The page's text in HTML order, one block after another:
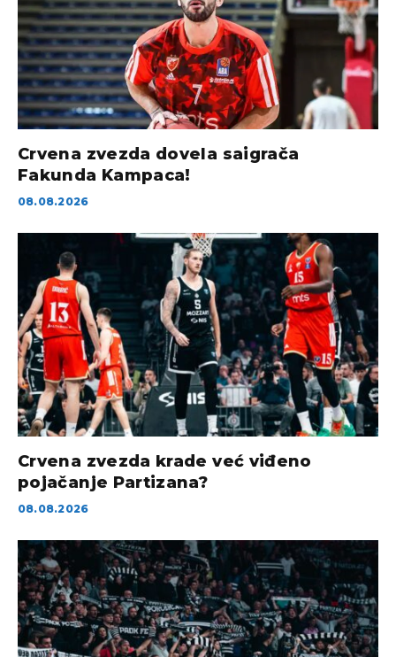
Crvena zvezda dovela saigrača
Fakunda Kampaca!
08.08.2026
Crvena zvezda krade već viđeno
pojačanje Partizana?
08.08.2026